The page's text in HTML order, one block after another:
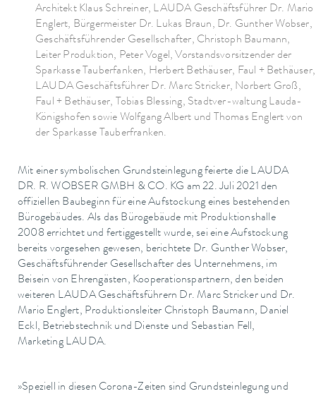
Architekt Klaus Schreiner, LAUDA Geschäftsführer Dr. Mario
Englert, Bürgermeister Dr. Lukas Braun, Dr. Gunther Wobser,
Geschäftsführender Gesellschafter, Christoph Baumann,
Leiter Produktion, Peter Vogel, Vorstandsvorsitzender der
Sparkasse Tauberfanken, Herbert Bethäuser, Faul + Bethäuser,
LAUDA Geschäftsführer Dr. Marc Stricker, Norbert Groß,
Faul + Bethäuser, Tobias Blessing, Stadtver-waltung Lauda-
Königshofen sowie Wolfgang Albert und Thomas Englert von
der Sparkasse Tauberfranken.
Mit einer symbolischen Grundsteinlegung feierte die LAUDA
DR. R. WOBSER GMBH & CO. KG am 22. Juli 2021 den
offiziellen Baubeginn für eine Aufstockung eines bestehenden
Bürogebäudes. Als das Bürogebäude mit Produktionshalle
2008 errichtet und fertiggestellt wurde, sei eine Aufstockung
bereits vorgesehen gewesen, berichtete Dr. Gunther Wobser,
Geschäftsführender Gesellschafter des Unternehmens, im
Beisein von Ehrengästen, Kooperationspartnern, den beiden
weiteren LAUDA Geschäftsführern Dr. Marc Stricker und Dr.
Mario Englert, Produktionsleiter Christoph Baumann, Daniel
Eckl, Betriebstechnik und Dienste und Sebastian Fell,
Marketing LAUDA.
»Speziell in diesen Corona-Zeiten sind Grundsteinlegung und